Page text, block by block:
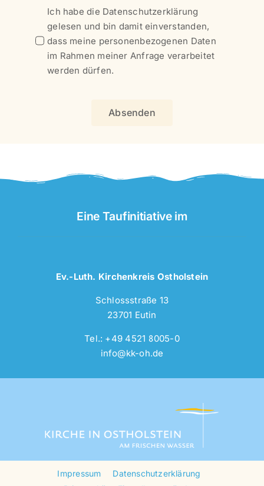
Ich habe die Datenschutzerklärung
gelesen und bin damit einverstanden,
dass meine personenbezogenen Daten
im Rahmen meiner Anfrage verarbeitet
werden dürfen.
Absenden
Eine Taufinitiative im
Ev.-Luth. Kirchenkreis Ostholstein
Schlossstraße 13
23701 Eutin
Tel.: +49 4521 8005-0
info@kk-oh.de
Impressum
Datenschutzerklärung